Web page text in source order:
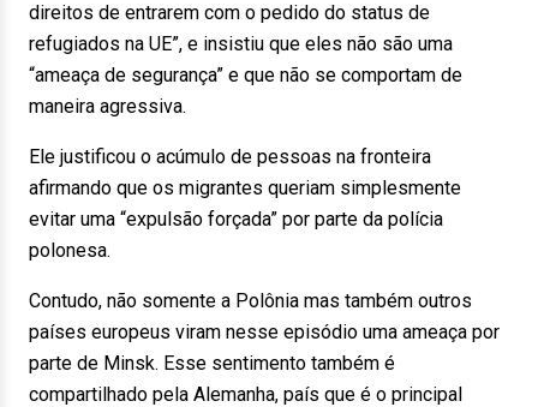
direitos de entrarem com o pedido do status de
refugiados na UE”, e insistiu que eles não são uma
“ameaça de segurança” e que não se comportam de
maneira agressiva.
Ele justificou o acúmulo de pessoas na fronteira
afirmando que os migrantes queriam simplesmente
evitar uma “expulsão forçada” por parte da polícia
polonesa.
Contudo, não somente a Polônia mas também outros
países europeus viram nesse episódio uma ameaça por
parte de Minsk. Esse sentimento também é
compartilhado pela Alemanha, país que é o principal